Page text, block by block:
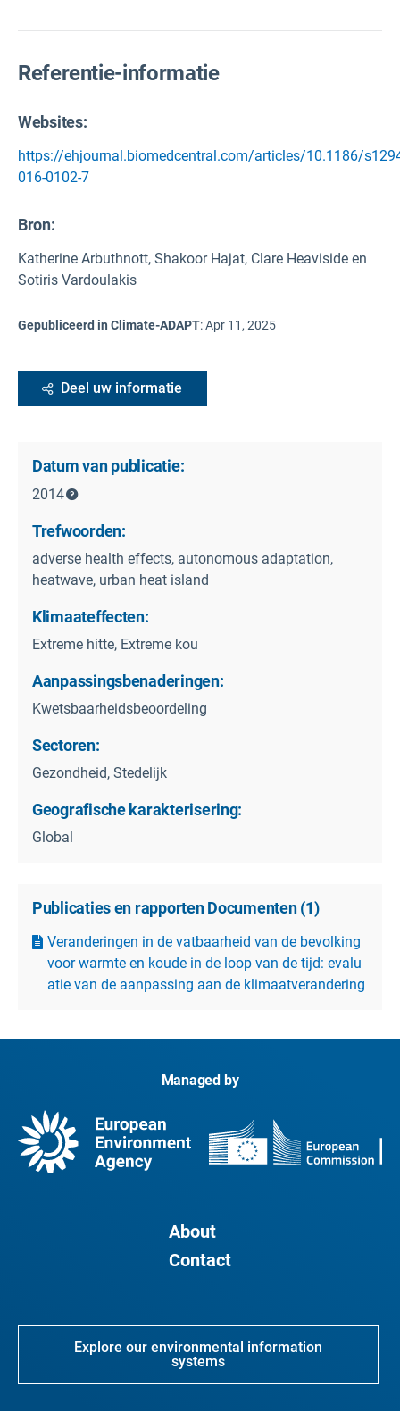
Referentie-informatie
Websites:
https://ehjournal.biomedcentral.com/articles/10.1186/
016-0102-7
Bron:
Katherine Arbuthnott, Shakoor Hajat, Clare Heaviside en
Sotiris Vardoulakis
Gepubliceerd in Climate-ADAPT:Apr 11, 2025
Deel uw informatie
Datum van publicatie:
2014
Trefwoorden:
adverse health effects, autonomous adaptation,
heatwave, urban heat island
Klimaateffecten:
Extreme hitte, Extreme kou
Aanpassingsbenaderingen:
Kwetsbaarheidsbeoordeling
Sectoren:
Gezondheid, Stedelijk
Geografische karakterisering:
Global
Publicaties en rapporten Documenten (1)
Veranderingen in de vatbaarheid van de bevolking
voor warmte en koude in de loop van de tijd: evalu
atie van de aanpassing aan de klimaatverandering
Managed by
About
Contact
Explore our environmental information
systems